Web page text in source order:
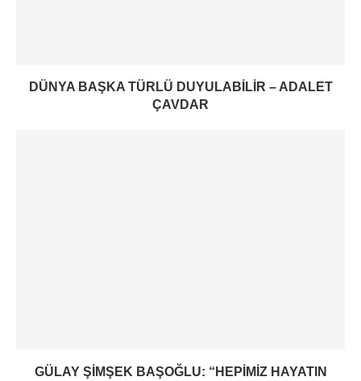
DÜNYA BAŞKA TÜRLÜ DUYULABILIR – ADALET
ÇAVDAR
GÜLAY ŞIMŞEK BAŞOĞLU: “HEPIMIZ HAYATIN